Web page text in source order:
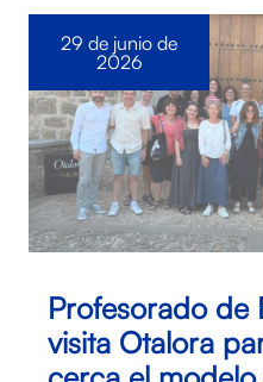
Profesorado de
visita Otalora
29 de junio de
2026